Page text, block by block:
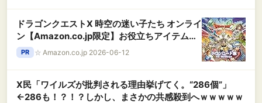
ドラゴンクエストX 時空の迷い子たち オンライ
ン【Amazon.co.jp限定】お役立ちアイテムセ
ット 【予約特典】あたま装備 2種 配信 |ダウン
ロード版
PR ☆ Amazon.co.jp 2026-06-12
X民「ワイルズが批判される理由挙げてく。“286個”」
←286も！？！？しかし、まさかの共感殺到へｗｗｗｗｗ